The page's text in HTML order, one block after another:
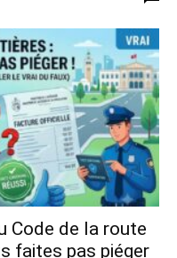
Code de la route
faites pas piéger